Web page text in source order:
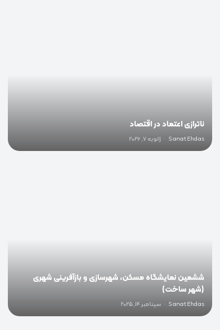
ناترازی اعتماد در اقتصاد
Sanat Ehdas
· ژانویه 7, 2026
ششمین نمایشگاه مسکن، شهرسازی و بازآفرینی شهری
(شهر ساخت)
Sanat Ehdas
· سپتامبر 14, 2025